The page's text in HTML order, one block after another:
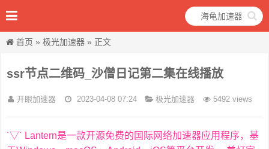
首页 » 极光加速器 » 正文
ssr节点二维码_沙僧日记第二集在线播放
开眼加速器 2023-04-08 07:24 极光加速器 5492 views
˙▽˙ Lantern是一款开源免费的国际网络加速器应用程序，基